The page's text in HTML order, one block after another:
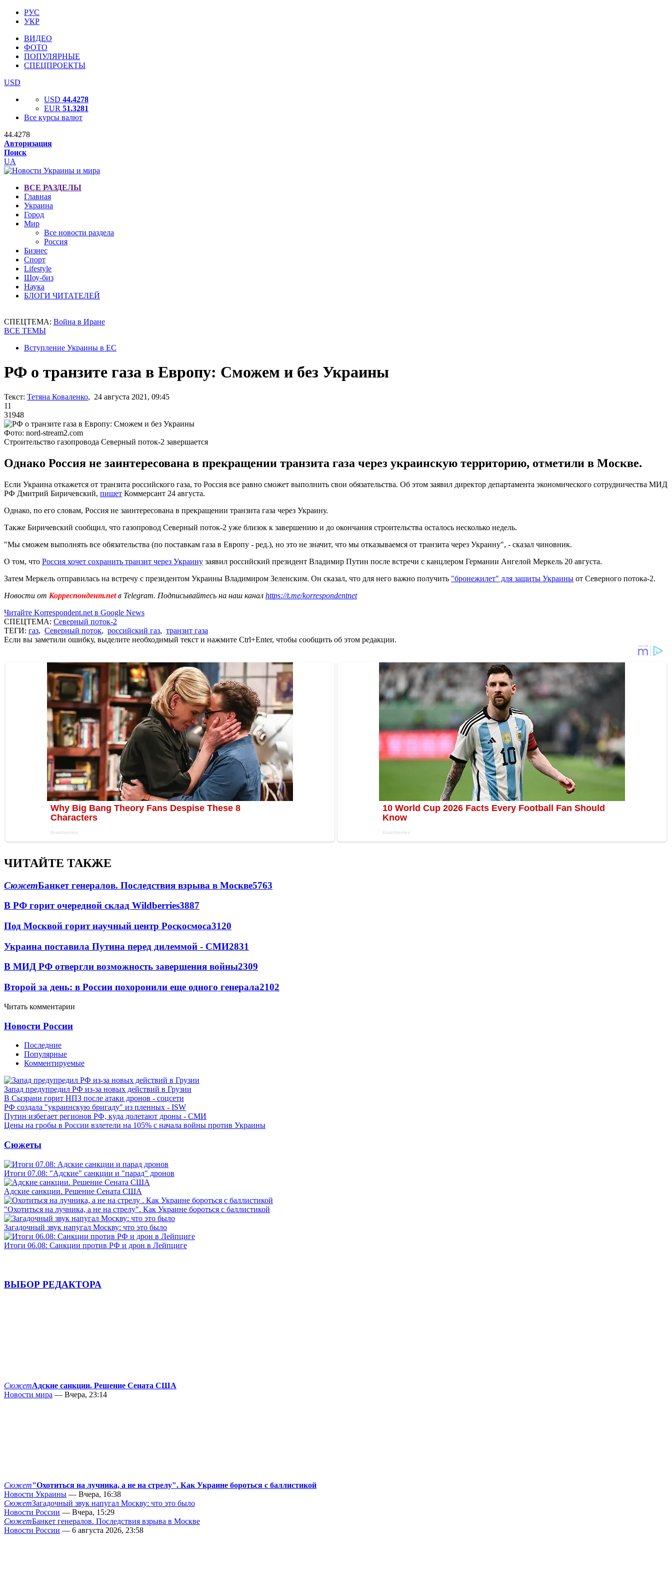
РУС
УКР
ВИДЕО
ФОТО
ПОПУЛЯРНЫЕ
СПЕЦПРОЕКТЫ
USD
USD 44.4278
EUR 51.3281
Все курсы валют
44.4278
Авторизация
Поиск
UA
ВСЕ РАЗДЕЛЫ
Главная
Украина
Город
Мир
Все новости раздела
Россия
Бизнес
Спорт
Lifestyle
Шоу-биз
Наука
БЛОГИ ЧИТАТЕЛЕЙ
СПЕЦТЕМА: Война в Иране
ВСЕ ТЕМЫ
Вступление Украины в ЕС
РФ о транзите газа в Европу: Сможем и без Украины
Текст: Тетяна Коваленко, 24 августа 2021, 09:45
11
31948
Фото: nord-stream2.com
Строительство газопровода Северный поток-2 завершается
Однако Россия не заинтересована в прекращении транзита газа через украинскую территорию, отметили в Москве.
Если Украина откажется от транзита российского газа, то Россия все равно сможет выполнить свои обязательства. Об этом заявил директор департамента экономического сотрудничества МИД
РФ Дмитрий Биричевский, пишет Коммерсант 24 августа.
Однако, по его словам, Россия не заинтересована в прекращении транзита газа через Украину.
Также Биричевский сообщил, что газопровод Северный поток-2 уже близок к завершению и до окончания строительства осталось несколько недель.
"Мы сможем выполнять все обязательства (по поставкам газа в Европу - ред.), но это не значит, что мы отказываемся от транзита через Украину", - сказал чиновник.
О том, что Россия хочет сохранить транзит через Украину заявил российский президент Владимир Путин после встречи с канцлером Германии Ангелой Меркель 20 августа.
Затем Меркель отправилась на встречу с президентом Украины Владимиром Зеленским. Он сказал, что для него важно получить "бронежилет" для защиты Украины от Северного потока-2.
Новости от Корреспондент.netв Telegram. Подписывайтесь на наш канал https://t.me/korrespondentnet
Читайте Korrespondent.net в Google News
СПЕЦТЕМА: Северный поток-2
ТЕГИ: газ, Северный поток, российский газ, транзит газа
Если вы заметили ошибку, выделите необходимый текст и нажмите Ctrl+Enter, чтобы сообщить об этом редакции.
ЧИТАЙТЕ ТАКЖЕ
СюжетБанкет генералов. Последствия взрыва в Москве5763
В РФ горит очередной склад Wildberries3887
Под Москвой горит научный центр Роскосмоса3120
Украина поставила Путина перед дилеммой - СМИ2831
В МИД РФ отвергли возможность завершения войны2309
Второй за день: в России похоронили еще одного генерала2102
Читать комментарии
Новости России
Последние
Популярные
Комментируемые
Запад предупредил РФ из-за новых действий в Грузии
В Сызрани горит НПЗ после атаки дронов - соцсети
РФ создала "украинскую бригаду" из пленных - ISW
Путин избегает регионов РФ, куда долетают дроны - СМИ
Цены на гробы в России взлетели на 105% с начала войны против Украины
Сюжеты
Итоги 07.08: "Адские" санкции и "парад" дронов
Адские санкции. Решение Сената США
"Охотиться на лучника, а не на стрелу". Как Украине бороться с баллистикой
Загадочный звук напугал Москву: что это было
Итоги 06.08: Санкции против РФ и дрон в Лейпциге
ВЫБОР РЕДАКТОРА
СюжетАдские санкции. Решение Сената США
Новости мира — Вчера, 23:14
Сюжет"Охотиться на лучника, а не на стрелу". Как Украине бороться с баллистикой
Новости Украины — Вчера, 16:38
СюжетЗагадочный звук напугал Москву: что это было
Новости России — Вчера, 15:29
СюжетБанкет генералов. Последствия взрыва в Москве
Новости России — 6 августа 2026, 23:58